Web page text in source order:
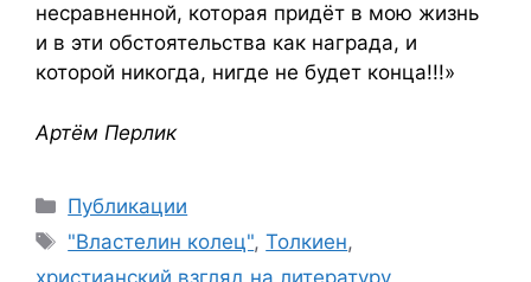
несравненной, которая придёт в мою жизнь
и в эти обстоятельства как награда, и
которой никогда, нигде не будет конца!!!»
Артём Перлик
Рубрики
Публикации
Метки
"Властелин колец",Толкиен,
христианский взгляд на литературу